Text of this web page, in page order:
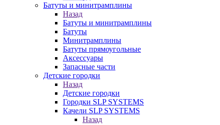
Батуты и минитрамплины
Назад
Батуты и минитрамплины
Батуты
Минитрамплины
Батуты прямоугольные
Аксессуары
Запасные части
Детские городки
Назад
Детские городки
Городки SLP SYSTEMS
Качели SLP SYSTEMS
Назад